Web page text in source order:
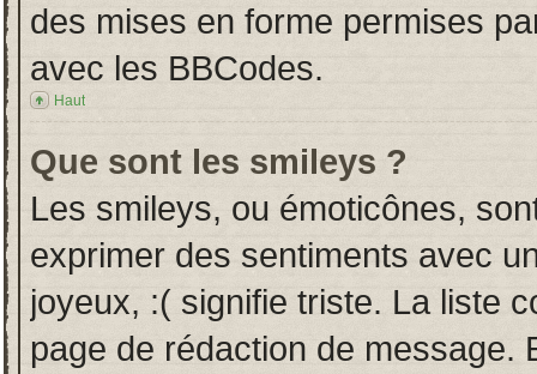
des mises en forme permises
avec les BBCodes.
Haut
Que sont les smileys ?
Les smileys, ou émoticônes,
exprimer des sentiments avec
joyeux, :( signifie triste. La liste
page de rédaction de message.